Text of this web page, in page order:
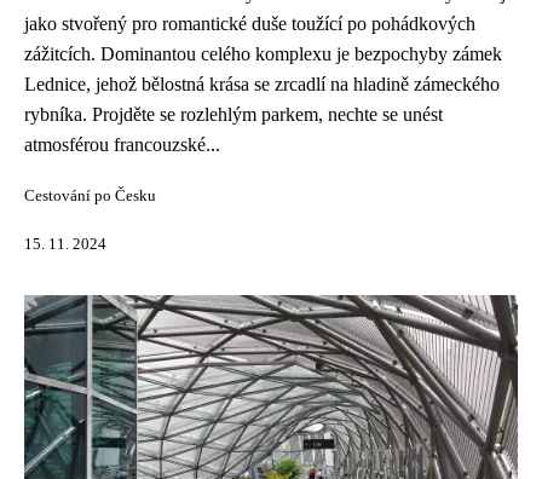
jako stvořený pro romantické duše toužící po pohádkových
zážitcích. Dominantou celého komplexu je bezpochyby zámek
Lednice, jehož bělostná krása se zrcadlí na hladině zámeckého
rybníka. Projděte se rozlehlým parkem, nechte se unést
atmosférou francouzské...
Cestování po Česku
15. 11. 2024